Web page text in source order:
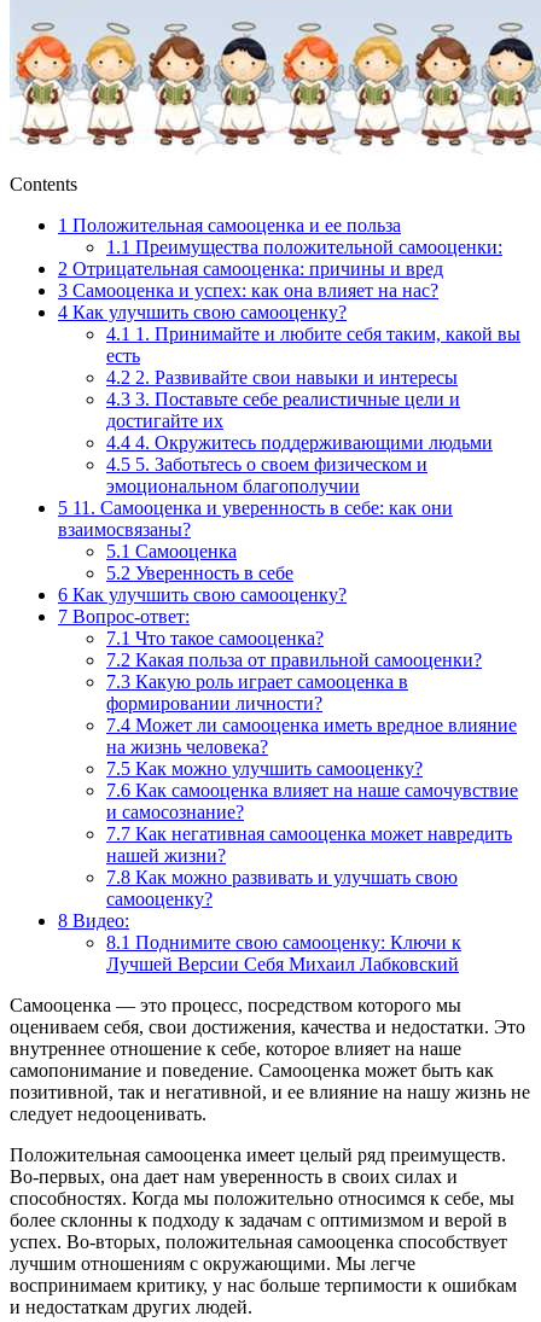
Contents
1 Положительная самооценка и ее польза
1.1 Преимущества положительной самооценки:
2 Отрицательная самооценка: причины и вред
3 Самооценка и успех: как она влияет на нас?
4 Как улучшить свою самооценку?
4.1 1. Принимайте и любите себя таким, какой вы
есть
4.2 2. Развивайте свои навыки и интересы
4.3 3. Поставьте себе реалистичные цели и
достигайте их
4.4 4. Окружитесь поддерживающими людьми
4.5 5. Заботьтесь о своем физическом и
эмоциональном благополучии
5 11. Самооценка и уверенность в себе: как они
взаимосвязаны?
5.1 Самооценка
5.2 Уверенность в себе
6 Как улучшить свою самооценку?
7 Вопрос-ответ:
7.1 Что такое самооценка?
7.2 Какая польза от правильной самооценки?
7.3 Какую роль играет самооценка в
формировании личности?
7.4 Может ли самооценка иметь вредное влияние
на жизнь человека?
7.5 Как можно улучшить самооценку?
7.6 Как самооценка влияет на наше самочувствие
и самосознание?
7.7 Как негативная самооценка может навредить
нашей жизни?
7.8 Как можно развивать и улучшать свою
самооценку?
8 Видео:
8.1 Поднимите свою самооценку: Ключи к
Лучшей Версии Себя Михаил Лабковский
Самооценка — это процесс, посредством которого мы
оцениваем себя, свои достижения, качества и недостатки. Это
внутреннее отношение к себе, которое влияет на наше
самопонимание и поведение. Самооценка может быть как
позитивной, так и негативной, и ее влияние на нашу жизнь не
следует недооценивать.
Положительная самооценка имеет целый ряд преимуществ.
Во-первых, она дает нам уверенность в своих силах и
способностях. Когда мы положительно относимся к себе, мы
более склонны к подходу к задачам с оптимизмом и верой в
успех. Во-вторых, положительная самооценка способствует
лучшим отношениям с окружающими. Мы легче
воспринимаем критику, у нас больше терпимости к ошибкам
и недостаткам других людей.